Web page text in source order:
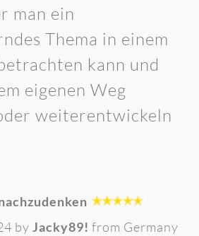
man ein
Thema in einem
kann und
eigenen Weg
weiterentwickeln
by Jacky89! from Germany